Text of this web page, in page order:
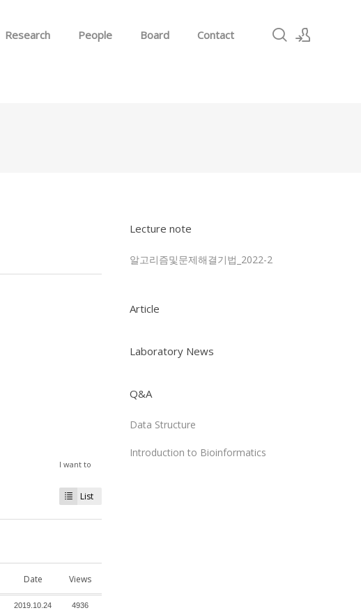
Research People Board Contact
Lecture note
알고리즘및문제해결기법_2022-2
Article
Laboratory News
Q&A
Data Structure
Introduction to Bioinformatics
I want to
List
Date Views
2019.10.24 4936